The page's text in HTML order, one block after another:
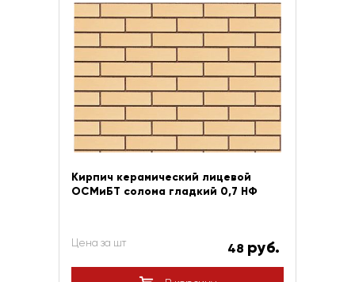
Кирпич керамический лицевой
ОСМиБТ солома гладкий 0,7 НФ
Цена за шт 48 руб.